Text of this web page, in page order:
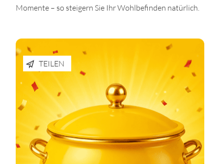
Momente – so steigern Sie Ihr Wohlbefinden natürlich.
TEILEN